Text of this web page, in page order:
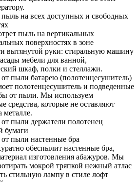
на всех доступных и свободных
пыль на вертикальных
поверхностях в зоне
вытянутой руки: стиральную машину
мебели для ванной,
шкаф, полки и стеллажи.
пыли батарею (полотенцесушитель)
полотенцесушитель и подведенные
от пыли. Мы используем
средства, которые не оставляют
металле.
пыли держатели полотенец
бумаги
пыли настенные бра
обеспылит настенные бра,
изготовления абажуров. Мы
мокрой тряпкой нежный атлас
стильную лампу в стиле лофт